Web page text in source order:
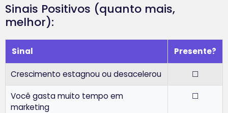
Sinais Positivos (quanto mais,
melhor):
Sinal Presente?
Crescimento estagnou ou desacelerou ☐
Você gasta muito tempo em
marketing
☐